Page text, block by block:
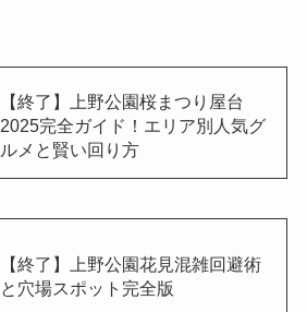
【終了】上野公園桜まつり屋台
2025完全ガイド！エリア別人気グ
ルメと賢い回り方
【終了】上野公園花見混雑回避術
と穴場スポット完全版